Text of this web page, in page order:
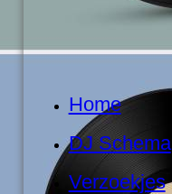
Home
DJ Schema
Verzoekjes